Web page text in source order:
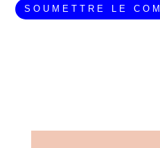
SOUMETTRE LE